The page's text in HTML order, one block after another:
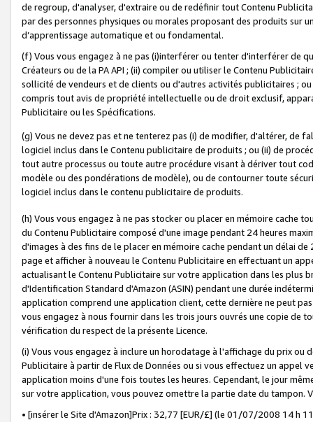
de regroup, d'analyser, d'extraire ou de redéfinir tout Contenu
par des personnes physiques ou morales proposant des produits sur
d’apprentissage automatique et ou fondamental.
(f) Vous vous engagez à ne pas (i)interférer ou tenter d'interférer de
Créateurs ou de la PA API ; (ii) compiler ou utiliser le Contenu
sollicité de vendeurs et de clients ou d'autres activités publicitaires ;
compris tout avis de propriété intellectuelle ou de droit exclusif,
Publicitaire ou les Spécifications.
(g) Vous ne devez pas et ne tenterez pas (i) de modifier, d'altérer, de
logiciel inclus dans le Contenu publicitaire de produits ; ou (ii) de
tout autre processus ou toute autre procédure visant à dériver tout
modèle ou des pondérations de modèle), ou de contourner toute
logiciel inclus dans le contenu publicitaire de produits.
(h) Vous vous engagez à ne pas stocker ou placer en mémoire cache
du Contenu Publicitaire composé d'une image pendant 24 heures
d'images à des fins de le placer en mémoire cache pendant un délai
page et afficher à nouveau le Contenu Publicitaire en effectuant un
actualisant le Contenu Publicitaire sur votre application dans les plus
d'Identification Standard d'Amazon (ASIN) pendant une durée
application comprend une application client, cette dernière ne peut
vous engagez à nous fournir dans les trois jours ouvrés une copie de
vérification du respect de la présente Licence.
(i) Vous vous engagez à inclure un horodatage à l'affichage du prix
Publicitaire à partir de Flux de Données ou si vous effectuez un appel
application moins d'une fois toutes les heures. Cependant, le jour
sur votre application, vous pouvez omettre la partie date du tampon.
• [insérer le Site d'Amazon]Prix : 32,77 [EUR/£] (le 01/07/2008 14 h